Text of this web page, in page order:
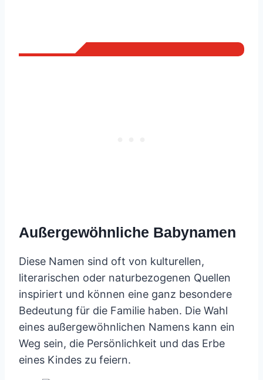
Außergewöhnliche Babynamen
Diese Namen sind oft von kulturellen,
literarischen oder naturbezogenen Quellen
inspiriert und können eine ganz besondere
Bedeutung für die Familie haben. Die Wahl
eines außergewöhnlichen Namens kann ein
Weg sein, die Persönlichkeit und das Erbe
eines Kindes zu feiern.